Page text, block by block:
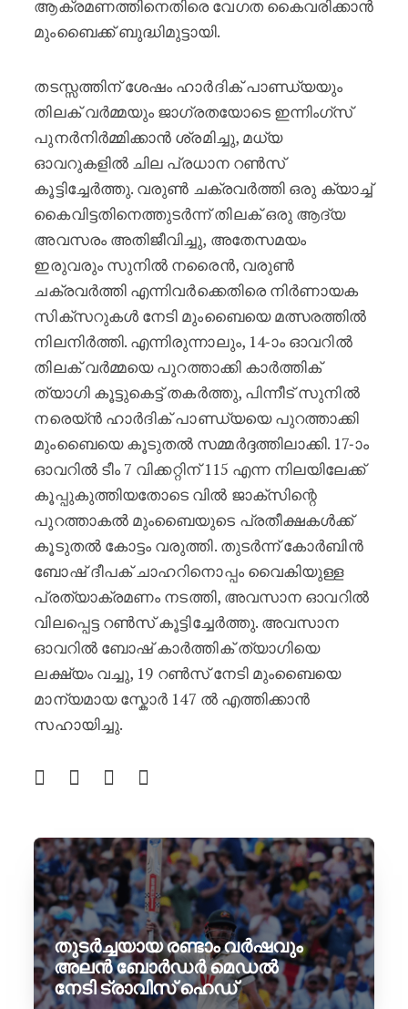
ആക്രമണത്തിനെതിരെ വേഗത കൈവരിക്കാൻ
മുംബൈക്ക് ബുദ്ധിമുട്ടായി.
തടസ്സത്തിന് ശേഷം ഹാർദിക് പാണ്ഡ്യയും
തിലക് വർമ്മയും ജാഗ്രതയോടെ ഇന്നിംഗ്സ്
പുനർനിർമ്മിക്കാൻ ശ്രമിച്ചു, മധ്യ
ഓവറുകളിൽ ചില പ്രധാന റൺസ്
കൂട്ടിച്ചേർത്തു. വരുൺ ചക്രവർത്തി ഒരു ക്യാച്ച്
കൈവിട്ടതിനെത്തുടർന്ന് തിലക് ഒരു ആദ്യ
അവസരം അതിജീവിച്ചു, അതേസമയം
ഇരുവരും സുനിൽ നരൈൻ, വരുൺ
ചക്രവർത്തി എന്നിവർക്കെതിരെ നിർണായക
സിക്സറുകൾ നേടി മുംബൈയെ മത്സരത്തിൽ
നിലനിർത്തി. എന്നിരുന്നാലും, 14-ാം ഓവറിൽ
തിലക് വർമ്മയെ പുറത്താക്കി കാർത്തിക്
ത്യാഗി കൂട്ടുകെട്ട് തകർത്തു, പിന്നീട് സുനിൽ
നരെയ്ൻ ഹാർദിക് പാണ്ഡ്യയെ പുറത്താക്കി
മുംബൈയെ കൂടുതൽ സമ്മർദ്ദത്തിലാക്കി. 17-ാം
ഓവറിൽ ടീം 7 വിക്കറ്റിന് 115 എന്ന നിലയിലേക്ക്
കൂപ്പുകുത്തിയതോടെ വിൽ ജാക്‌സിന്റെ
പുറത്താകൽ മുംബൈയുടെ പ്രതീക്ഷകൾക്ക്
കൂടുതൽ കോട്ടം വരുത്തി. തുടർന്ന് കോർബിൻ
ബോഷ് ദീപക് ചാഹറിനൊപ്പം വൈകിയുള്ള
പ്രത്യാക്രമണം നടത്തി, അവസാന ഓവറിൽ
വിലപ്പെട്ട റൺസ് കൂട്ടിച്ചേർത്തു. അവസാന
ഓവറിൽ ബോഷ് കാർത്തിക് ത്യാഗിയെ
ലക്ഷ്യം വച്ചു, 19 റൺസ് നേടി മുംബൈയെ
മാന്യമായ സ്കോർ 147 ൽ എത്തിക്കാൻ
സഹായിച്ചു.
തുടർച്ചയായ രണ്ടാം വർഷവും
അലൻ ബോർഡർ മെഡൽ
നേടി ട്രാവിസ് ഹെഡ്